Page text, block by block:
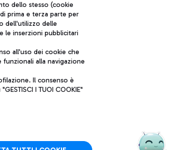
Roma FCO
stellato
INNOVAZIONE
dello stesso (cookie
prima e terza parte per
dell'utilizzo delle
le inserzioni pubblicitari
all'uso dei cookie che
alla navigazione
Il consenso è
I TUOI COOKIE"